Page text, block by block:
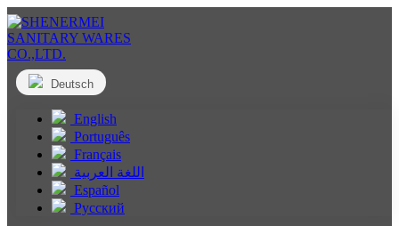
Deutsch
English
Português
Français
اللغة العربية
Español
Русский